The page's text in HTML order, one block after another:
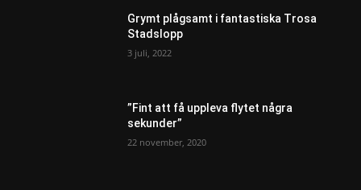
Grymt plågsamt i fantastiska Trosa
Stadslopp
3 juli, 2022
”Fint att få uppleva flytet några
sekunder”
22 november, 2020